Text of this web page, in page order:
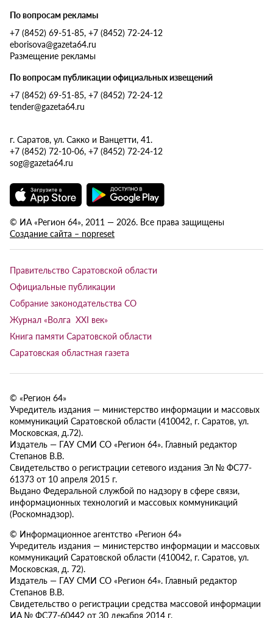
По вопросам рекламы
+7 (8452) 69-51-85, +7 (8452) 72-24-12
eborisova@gazeta64.ru
Размещение рекламы
По вопросам публикации официальных извещений
+7 (8452) 69-51-85, +7 (8452) 72-24-12
tender@gazeta64.ru
г. Саратов, ул. Сакко и Ванцетти, 41.
+7 (8452) 72-10-06, +7 (8452) 72-24-12
sog@gazeta64.ru
© ИА «Регион 64», 2011 — 2026. Все права защищены
Создание сайта – nopreset
Правительство Саратовской области
Официальные публикации
Собрание законодательства СО
Журнал «Волга XXI век»
Книга памяти Саратовской области
Саратовская областная газета
© «Регион 64»
Учредитель издания — министерство информации и массовых
коммуникаций Саратовской области (410042, г. Саратов, ул.
Московская, д.72).
Издатель — ГАУ СМИ СО «Регион 64». Главный редактор
Степанов В.В.
Свидетельство о регистрации сетевого издания Эл № ФС77-
61373 от 10 апреля 2015 г.
Выдано Федеральной службой по надзору в сфере связи,
информационных технологий и массовых коммуникаций
(Роскомнадзор).
© Информационное агентство «Регион 64»
Учредитель издания — министерство информации и массовых
коммуникаций Саратовской области (410042, г. Саратов, ул.
Московская, д. 72).
Издатель — ГАУ СМИ СО «Регион 64». Главный редактор
Степанов В.В.
Свидетельство о регистрации средства массовой информации
ИА № ФС77-60442 от 30 декабря 2014 г.